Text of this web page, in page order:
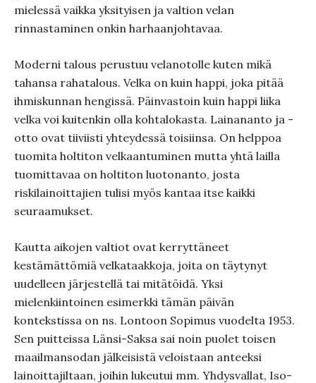
mielessä vaikka yksityisen ja valtion velan
rinnastaminen onkin harhaanjohtavaa.
Moderni talous perustuu velanotolle kuten mikä
tahansa rahatalous. Velka on kuin happi, joka pitää
ihmiskunnan hengissä. Päinvastoin kuin happi liika
velka voi kuitenkin olla kohtalokasta. Lainananto ja -
otto ovat tiiviisti yhteydessä toisiinsa. On helppoa
tuomita holtiton velkaantuminen mutta yhtä lailla
tuomittavaa on holtiton luotonanto, josta
riskilainoittajien tulisi myös kantaa itse kaikki
seuraamukset.
Kautta aikojen valtiot ovat kerryttäneet
kestämättömiä velkataakkoja, joita on täytynyt
uudelleen järjestellä tai mitätöidä. Yksi
mielenkiintoinen esimerkki tämän päivän
kontekstissa on ns. Lontoon Sopimus vuodelta 1953.
Sen puitteissa Länsi-Saksa sai noin puolet toisen
maailmansodan jälkeisistä veloistaan anteeksi
lainoittajiltaan, joihin lukeutui mm. Yhdysvallat, Iso-